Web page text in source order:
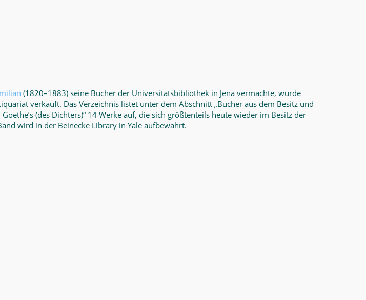
(1820–1883) seine Bücher der Universitätsbibliothek in Jena vermachte, wurde
verkauft. Das Verzeichnis listet unter dem Abschnitt „Bücher aus dem Besitz und
(des Dichters)“ 14 Werke auf, die sich größtenteils heute wieder im Besitz der
wird in der Beinecke Library in Yale aufbewahrt.